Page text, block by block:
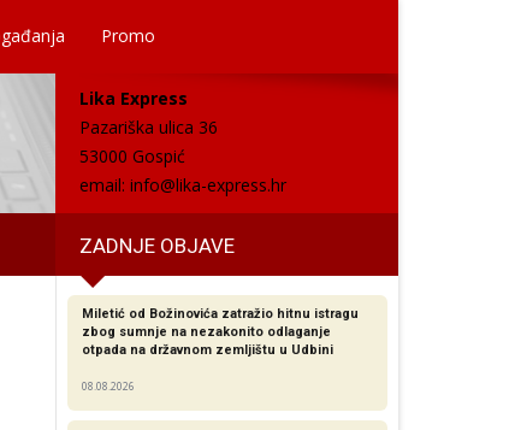
Promo
Lika Express
Pazariška ulica 36
53000 Gospić
email: info@lika-express.hr
ZADNJE OBJAVE
Miletić od Božinovića zatražio hitnu istragu
zbog sumnje na nezakonito odlaganje
otpada na državnom zemljištu u Udbini
08.08.2026